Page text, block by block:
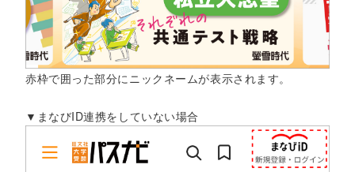
赤枠で囲った部分にニックネームが表示されます。
▼まなびID連携をしていない場合